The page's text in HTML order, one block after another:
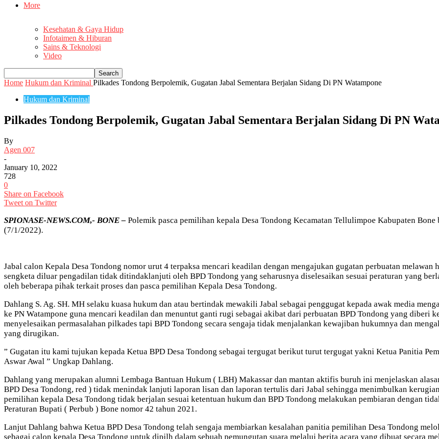
More
Kesehatan & Gaya Hidup
Infotaimen & Hiburan
Sains & Teknologi
Video
Home Hukum dan Kriminal Pilkades Tondong Berpolemik, Gugatan Jabal Sementara Berjalan Sidang Di PN Watampone
Hukum dan Kriminal
Pilkades Tondong Berpolemik, Gugatan Jabal Sementara Berjalan Sidang Di PN
By
Agen 007
-
January 10, 2022
728
0
Share on Facebook
Tweet on Twitter
SPIONASE-NEWS.COM,- BONE – Polemik pasca pemilihan kepala Desa Tondong Kecamatan Tellulimpoe Kabupaten
(7/1/2022).
Jabal calon Kepala Desa Tondong nomor urut 4 terpaksa mencari keadilan dengan mengajukan gugatan perbuatan
sengketa diluar pengadilan tidak ditindaklanjuti oleh BPD Tondong yang seharusnya diselesaikan sesuai peraturan yang
oleh beberapa pihak terkait proses dan pasca pemilihan Kepala Desa Tondong.
Dahlang S. Ag. SH. MH selaku kuasa hukum dan atau bertindak mewakili Jabal sebagai penggugat kepada awak media
ke PN Watampone guna mencari keadilan dan menuntut ganti rugi sebagai akibat dari perbuatan BPD Tondong yang diberi
menyelesaikan permasalahan pilkades tapi BPD Tondong secara sengaja tidak menjalankan kewajiban hukumnya dan
yang dirugikan.
” Gugatan itu kami tujukan kepada Ketua BPD Desa Tondong sebagai tergugat berikut turut tergugat yakni Ketua Panitia
Aswar Awal ” Ungkap Dahlang.
Dahlang yang merupakan alumni Lembaga Bantuan Hukum ( LBH) Makassar dan mantan aktifis buruh ini menjelaskan
BPD Desa Tondong, red ) tidak menindak lanjuti laporan lisan dan laporan tertulis dari Jabal sehingga menimbulkan
pemilihan kepala Desa Tondong tidak berjalan sesuai ketentuan hukum dan BPD Tondong melakukan pembiaran dengan
Peraturan Bupati ( Perbub ) Bone nomor 42 tahun 2021.
Lanjut Dahlang bahwa Ketua BPD Desa Tondong telah sengaja membiarkan kesalahan panitia pemilihan Desa Tondong
sebagai calon kepala Desa Tondong untuk dipilh dalam sebuah pemungutan suara melalui berita acara yang dibuat secara